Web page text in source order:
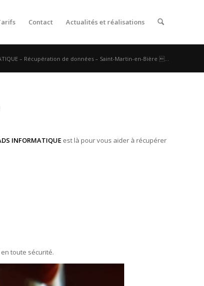
Contact Actualités et réalisations
– Récupération de données – Saint-Martin-en-Bière ...
INFORMATIQUE est là pour vous aider à récupérer
toute sécurité.